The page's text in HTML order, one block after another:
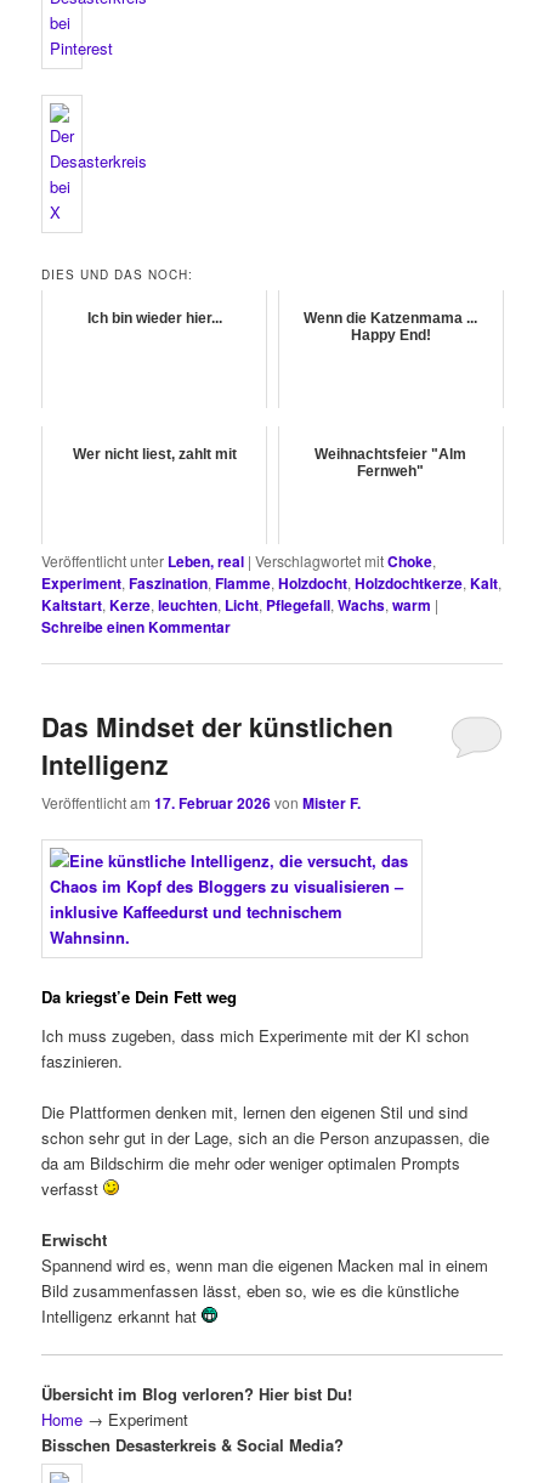
DIES UND DAS NOCH:
Ich bin wieder hier...
Wenn die Katzenmama ...
Happy End!
Wer nicht liest, zahlt mit
Weihnachtsfeier "Alm
Fernweh"
Veröffentlicht unter Leben, real |Verschlagwortet mitChoke,
Experiment,Faszination,Flamme,Holzdocht,Holzdochtkerze,Kalt,
Kaltstart,Kerze,leuchten, Licht, Pflegefall,Wachs,warm |
Schreibe einen Kommentar
Das Mindset der künstlichen
Intelligenz
Veröffentlicht am17. Februar 2026vonMister F.
Da kriegst’e Dein Fett weg
Ich muss zugeben, dass mich Experimente mit der KI schon
faszinieren.
Die Plattformen denken mit, lernen den eigenen Stil und sind
schon sehr gut in der Lage, sich an die Person anzupassen, die
da am Bildschirm die mehr oder weniger optimalen Prompts
verfasst
Erwischt
Spannend wird es, wenn man die eigenen Macken mal in einem
Bild zusammenfassen lässt, eben so, wie es die künstliche
Intelligenz erkannt hat
Übersicht im Blog verloren? Hier bist Du!
Home → Experiment
Bisschen Desasterkreis & Social Media?